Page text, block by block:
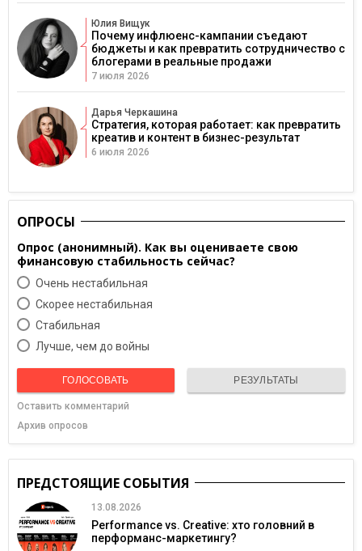
Юлия Вищук
Почему инфлюенс-кампании съедают
бюджеты и как превратить сотрудничество с
блогерами в реальные продажи
7 июля 2026
Дарья Черкашина
Стратегия, которая работает: как превратить
креатив и контент в бизнес-результат
6 июля 2026
ОПРОСЫ
Опрос (анонимный). Как вы оцениваете свою
финансовую стабильность сейчас?
Очень нестабильная
Скорее нестабильная
Cтабильная
Лучше, чем до войны
ГОЛОСОВАТЬ РЕЗУЛЬТАТЫ
Оставить комментарий
Архив опросов
ПРЕДСТОЯЩИЕ СОБЫТИЯ
13.08.2026
Performance vs. Creative: хто головний в
перформанс-маркетингу?